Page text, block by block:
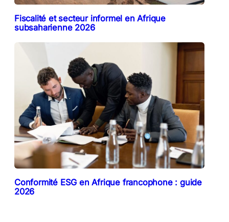
Fiscalité et secteur informel en Afrique
subsaharienne 2026
Conformité ESG en Afrique francophone : guide
2026